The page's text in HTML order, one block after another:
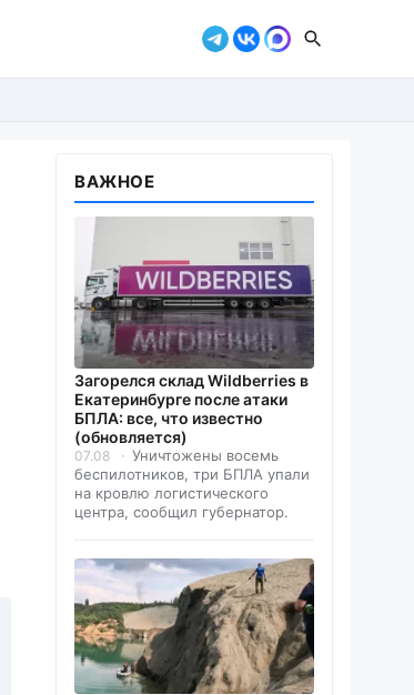
ВАЖНОЕ
Загорелся склад Wildberries в
Екатеринбурге после атаки
БПЛА: все, что известно
(обновляется)
07.08
Уничтожены восемь
беспилотников, три БПЛА упали
на кровлю логистического
центра, сообщил губернатор.